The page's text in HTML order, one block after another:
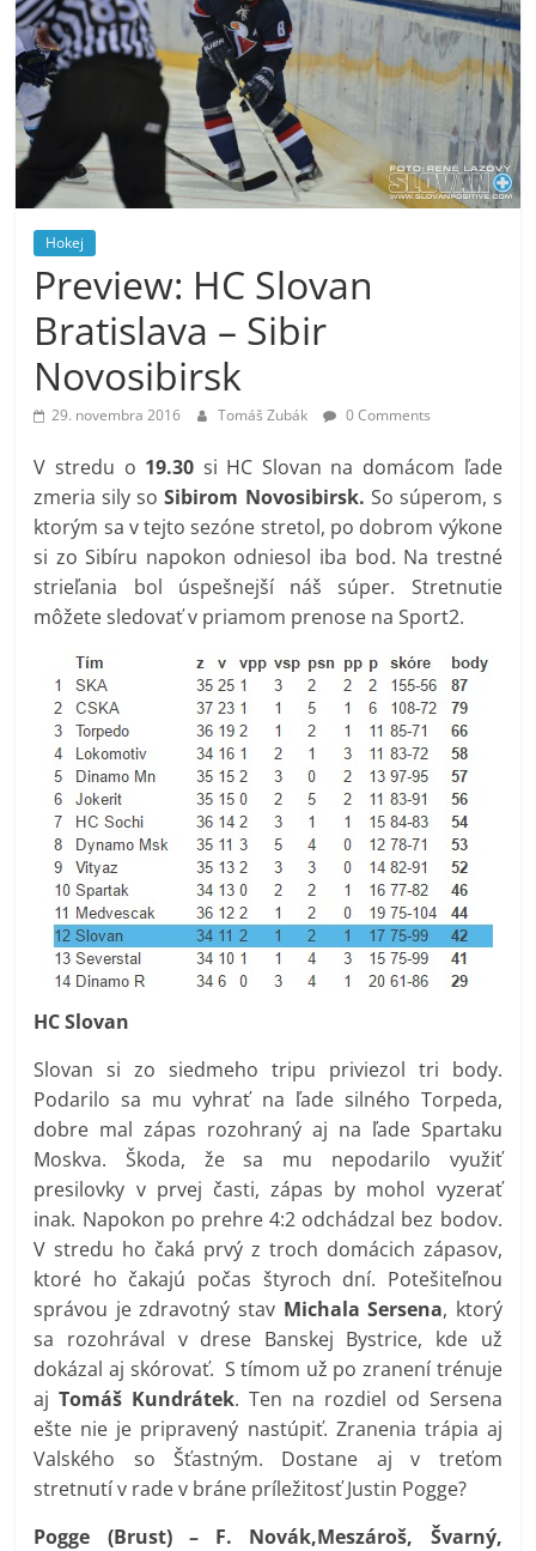
Hokej
Preview: HC Slovan
Bratislava – Sibir
Novosibirsk
29. novembra 2016 Tomáš Zubák 0 Comments
V stredu o 19.30 si HC Slovan na domácom ľade
zmeria sily soSibirom Novosibirsk. So súperom, s
ktorým sa v tejto sezóne stretol, po dobrom výkone
si zo Sibíru napokon odniesol iba bod. Na trestné
strieľania bol úspešnejší náš súper. Stretnutie
môžete sledovať v priamom prenose na Sport2.
HC Slovan
Slovan si zo siedmeho tripu priviezol tri body.
Podarilo sa mu vyhrať na ľade silného Torpeda,
dobre mal zápas rozohraný aj na ľade Spartaku
Moskva. Škoda, že sa mu nepodarilo využiť
presilovky v prvej časti, zápas by mohol vyzerať
inak. Napokon po prehre 4:2 odchádzal bez bodov.
V stredu ho čaká prvý z troch domácich zápasov,
ktoré ho čakajú počas štyroch dní. Potešiteľnou
správou je zdravotný stav Michala Sersena, ktorý
sa rozohrával v drese Banskej Bystrice, kde už
dokázal aj skórovať. S tímom už po zranení trénuje
ajTomáš Kundrátek. Ten na rozdiel od Sersena
ešte nie je pripravený nastúpiť. Zranenia trápia aj
Valského so Šťastným. Dostane aj v treťom
stretnutí v rade v bráne príležitosť Justin Pogge?
Pogge (Brust) – F. Novák,Meszároš, Švarný,